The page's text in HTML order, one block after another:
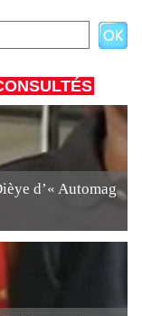
d’« Automag